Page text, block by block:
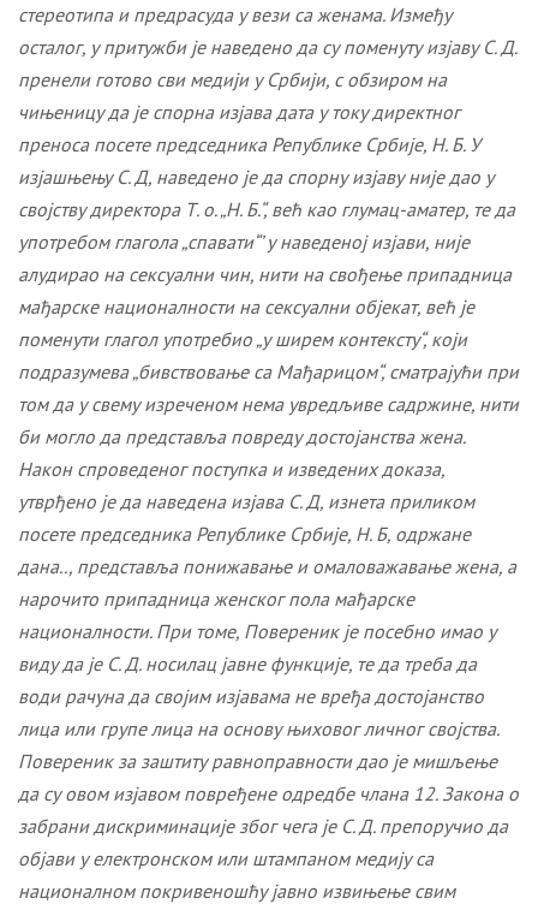
стереотипа и предрасуда у вези са женама. Између
осталог, у притужби је наведено да су поменуту изјаву С. Д.
пренели готово сви медији у Србији, с обзиром на
чињеницу да је спорна изјава дата у току директног
преноса посете председника Републике Србије, Н. Б. У
изјашњењу С. Д, наведено је да спорну изјаву није дао у
својству директора Т. о. „Н. Б.“, већ као глумац-аматер, те да
употребом глагола „спавати“’ у наведеној изјави, није
алудирао на сексуални чин, нити на свођење припадница
мађарске националности на сексуални објекат, већ је
поменути глагол употребио „у ширем контексту“, који
подразумева „бивствовање са Мађарицом“, сматрајући при
том да у свему изреченом нема увредљиве садржине, нити
би могло да представља повреду достојанства жена.
Након спроведеног поступка и изведених доказа,
утврђено је да наведена изјава С. Д, изнета приликом
посете председника Републике Србије, Н. Б, одржане
дана.., представља понижавање и омаловажавање жена, а
нарочито припадница женског пола мађарске
националности. При томе, Повереник је посебно имао у
виду да је С. Д. носилац јавне функције, те да треба да
води рачуна да својим изјавама не вређа достојанство
лица или групе лица на основу њиховог личног својства.
Повереник за заштиту равноправности дао је мишљење
да су овом изјавом повређене одредбе члана 12. Закона о
забрани дискриминације због чега је С. Д. препоручио да
објави у електронском или штампаном медију са
националном покривеношћујавно извињење свим